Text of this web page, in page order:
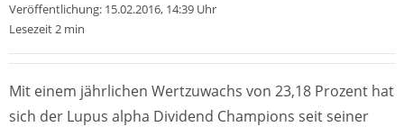
Veröffentlichung: 15.02.2016, 14:39 Uhr
Lesezeit 2 min
Mit einem jährlichen Wertzuwachs von 23,18 Prozent hat
sich der Lupus alpha Dividend Champions seit seiner